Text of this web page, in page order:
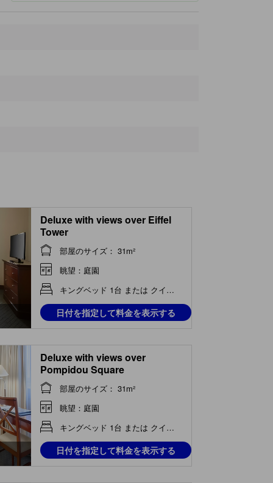
Deluxe with views over Eiffel
Tower
部屋のサイズ： 31m²
眺望：庭園
キングベッド 1台 または クイーンベッド 1台
日付を指定して料金を表示する
Deluxe with views over
Pompidou Square
部屋のサイズ： 31m²
眺望：庭園
キングベッド 1台 または クイーンベッド 1台
日付を指定して料金を表示する